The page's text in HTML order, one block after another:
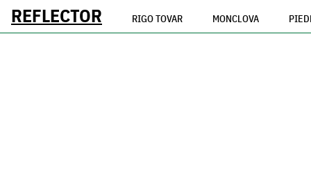
REFLECTOR RIGO TOVAR MONCLOVA